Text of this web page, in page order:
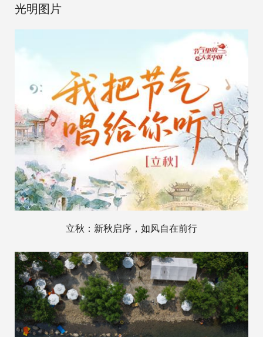
光明图片
立秋：新秋启序，如风自在前行